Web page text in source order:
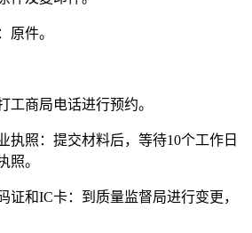
原件。
工商局电话进行预约。
执照：提交材料后，等待10个工作日
照。
证和IC卡：到质量监督局进行变更，